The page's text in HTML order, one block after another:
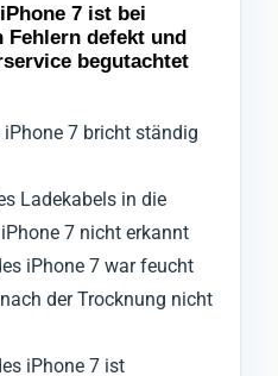
7 ist bei
Fehlern defekt und
begutachtet
7 bricht ständig
Ladekabels in die
7 nicht erkannt
iPhone 7 war feucht
der Trocknung nicht
iPhone 7 ist